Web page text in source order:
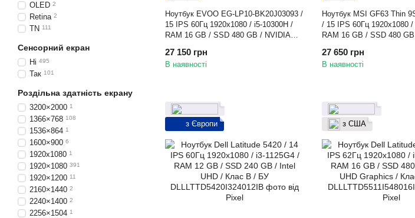
Ноутбук EVOO EG-LP10-BK20J03093 /
15 IPS 60Гц 1920x1080 / i5-10300H /
RAM 16 GB / SSD 480 GB / NVIDIA
27 150 грн
В наявності
Ноутбук MSI GF63 Thin
/ 15 IPS 60Гц 1920x1080 /
RAM 16 GB / SSD 480
Клас A- / БУ
27 650 грн
В наявності
з Європи з США
OLED 2
Retina 2
TN 111
Сенсорний екран
Ні 495
Так 101
Роздільна здатність екрану
3200×2000 1
1366×768 108
1536×864 1
1600×900 6
1920x1080 1
1920×1080 391
1920×1200 11
2160×1440 2
2240×1400 2
2256×1504 1